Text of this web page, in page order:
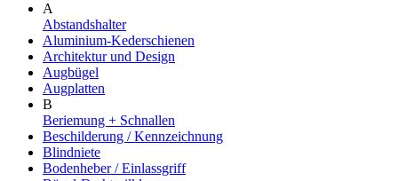
A
Abstandshalter
Aluminium-Kederschienen
Architektur und Design
Augbügel
Augplatten
B
Beriemung + Schnallen
Beschilderung / Kennzeichnung
Blindniete
Bodenheber / Einlassgriff